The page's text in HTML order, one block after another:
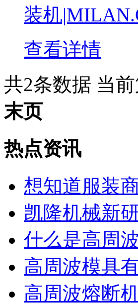
装机
查看详情
共2条数据 当
末页
热点资讯
想知道服装
凯隆机械新
什么是高周
高周波模具
高周波熔断